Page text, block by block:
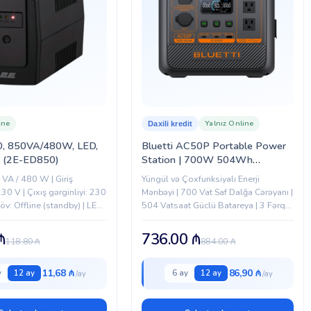
850VA/480W, LED,
(2E-ED850)
/ 480 W | Giriş
V | Çıxış gərginliyi: 230
Offline (standby) | LED
118.80₼
12 ay 11,68 ₼
Bluetti AC50P Portable Power
Station | 700W 504Wh
(AC50P)
Daxili kredit Yalnız Online
Yüngül və Çoxfunksiyalı Enerji
Mənbəyi | 700 Vat Saf Dalğa Cərəyanı |
504 Vatsaat Güclü Batareya | 3 Fərqli
Səyahət, Balıqçılıq və...
884.00₼
736.00 ₼
6 ay 12 ay 86,90 ₼